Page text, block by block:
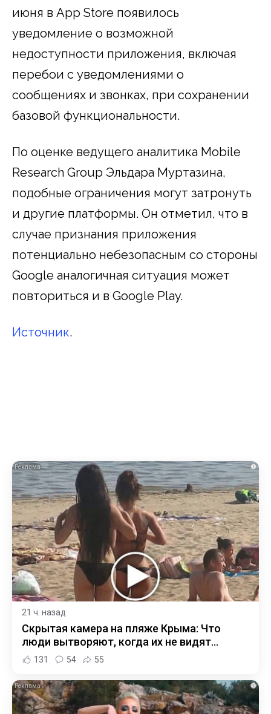
июня в App Store появилось
уведомление о возможной
недоступности приложения, включая
перебои с уведомлениями о
сообщениях и звонках, при сохранении
базовой функциональности.
По оценке ведущего аналитика Mobile
Research Group Эльдара Муртазина,
подобные ограничения могут затронуть
и другие платформы. Он отметил, что в
случае признания приложения
потенциально небезопасным со стороны
Google аналогичная ситуация может
повториться и в Google Play.
Источник.
i
21 ч. назад
Скрытая камера на пляже Крыма: Что
люди вытворяют, когда их не видят...
131 54 55
i